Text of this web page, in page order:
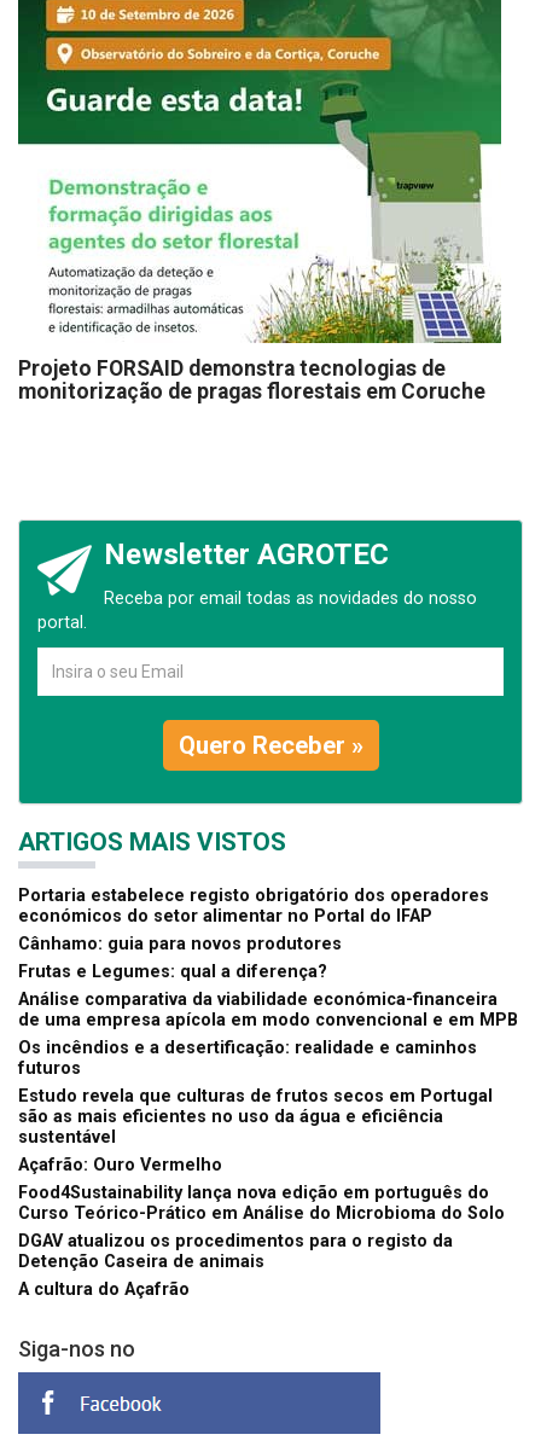
Projeto FORSAID demonstra tecnologias de
monitorização de pragas florestais em Coruche
Newsletter AGROTEC
Receba por email todas as novidades do nosso
portal.
Quero Receber »
ARTIGOS MAIS VISTOS
Portaria estabelece registo obrigatório dos operadores
económicos do setor alimentar no Portal do IFAP
Cânhamo: guia para novos produtores
Frutas e Legumes: qual a diferença?
Análise comparativa da viabilidade económica-financeira
de uma empresa apícola em modo convencional e em MPB
Os incêndios e a desertificação: realidade e caminhos
futuros
Estudo revela que culturas de frutos secos em Portugal
são as mais eficientes no uso da água e eficiência
sustentável
Açafrão: Ouro Vermelho
Food4Sustainability lança nova edição em português do
Curso Teórico-Prático em Análise do Microbioma do Solo
DGAV atualizou os procedimentos para o registo da
Detenção Caseira de animais
A cultura do Açafrão
Siga-nos no